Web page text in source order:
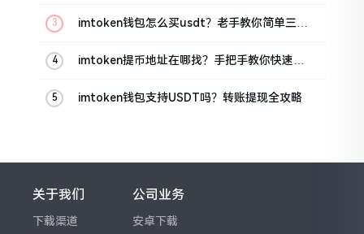
imtoken钱包怎么买usdt？老手教你简单三步
imtoken提币地址在哪找？手把手教你快速查
imtoken钱包支持USDT吗？转账提现全攻略
关于我们
下载渠道
公司业务
安卓下载